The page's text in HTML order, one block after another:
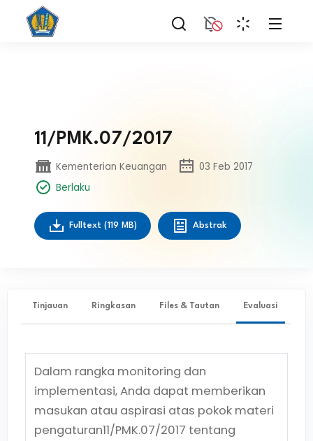
11/PMK.07/2017
Kementerian Keuangan
03 Feb 2017
Berlaku
Fulltext (119 MB) Abstrak
Tinjauan Ringkasan Files & Tautan Evaluasi
Dalam rangka monitoring dan
implementasi, Anda dapat memberikan
masukan atau aspirasi atas pokok materi
pengaturan11/PMK.07/2017 tentang